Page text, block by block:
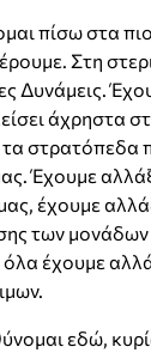
πίσω στα
Στη
Δυνάμεις.
άχρηστα
τα στρατόπεδα
Έχουμε
έχουμε
των μονάδων
έχουμε
εδώ,